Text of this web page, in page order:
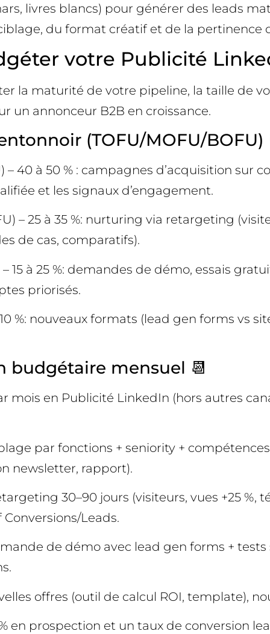
livres blancs) pour générer des leads
du format créatif et de la pertinence
votre Publicité
la maturité de votre pipeline, la taille de
un annonceur B2B en croissance.
(TOFU/MOFU/BOFU)
– 40 à 50 % : campagnes d’acquisition
et les signaux d’engagement.
– 25 à 35 %: nurturing via retargeting
de cas, comparatifs).
15 à 25 %: demandes de démo, essais
priorisés.
%: nouveaux formats (lead gen forms vs
budgétaire mensuel 📆
mois en Publicité LinkedIn (hors autres
par fonctions + seniority +
newsletter, rapport).
30–90 jours (visiteurs, vues +25
Leads.
de démo avec lead gen forms +
offres (outil de calcul ROI, template),
% en prospection et un taux de conversion